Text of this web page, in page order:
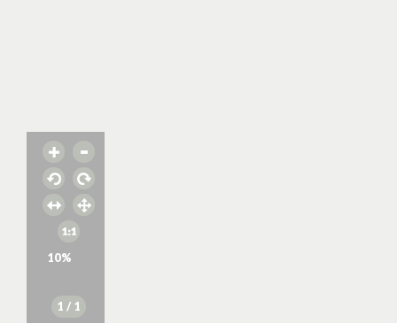
10%
1 / 1